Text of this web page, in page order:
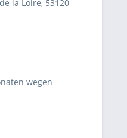
la Loire, 53120
wegen